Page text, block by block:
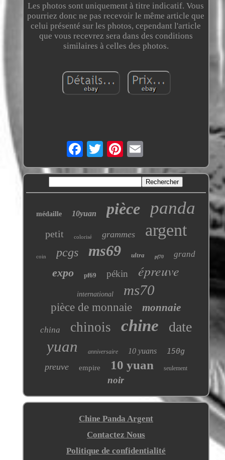
Les photos sont uniquement à titre indicatif. Vous
pourriez donc ne pas recevoir le même article que
celui présenté sur les photos, cependant l'article
que vous recevrez sera dans des conditions
similaires à celles des photos.
médaille 10yuan pièce panda
petit colorisé grammes argent
coin pcgs ms69 ultra pf70 grand
expo pf69 pékin épreuve
international ms70
pièce de monnaie monnaie
china chinois chine date
yuan anniversaire 10 yuans 150g
preuve empire 10 yuan seulement
noir
Chine Panda Argent
Contactez Nous
Politique de confidentialité